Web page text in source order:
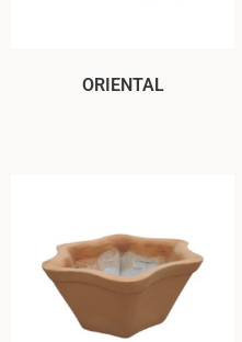
ORIENTAL